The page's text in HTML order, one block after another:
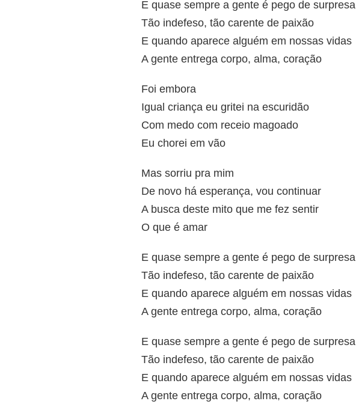
E quase sempre a gente é pego de surpresa
Tão indefeso, tão carente de paixão
E quando aparece alguém em nossas vidas
A gente entrega corpo, alma, coração
Foi embora
Igual criança eu gritei na escuridão
Com medo com receio magoado
Eu chorei em vão
Mas sorriu pra mim
De novo há esperança, vou continuar
A busca deste mito que me fez sentir
O que é amar
E quase sempre a gente é pego de surpresa
Tão indefeso, tão carente de paixão
E quando aparece alguém em nossas vidas
A gente entrega corpo, alma, coração
E quase sempre a gente é pego de surpresa
Tão indefeso, tão carente de paixão
E quando aparece alguém em nossas vidas
A gente entrega corpo, alma, coração